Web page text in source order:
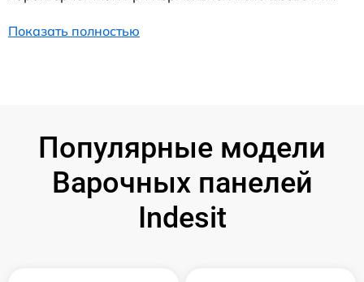
Показать полностью
Популярные модели
Варочных панелей
Indesit